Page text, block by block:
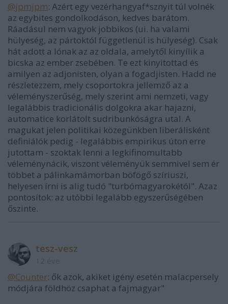
@jpmjpm: Azért egy vezérhangyaf*sznyit túl volnék
az egybites gondolkodáson, kedves barátom.
Ráadásul nem vagyok jobbikos (ui. ha valami
hülyeség, az pártoktól függetlenül is hülyeség). Csak
hát adott a lónak az az oldala, amelytől kinyílik a
bicska az ember zsebében. Te ezt kinyitottad és
amilyen az adjonisten, olyan a fogadjisten. Hadd ne
részletezzem, mely csoportokra jellemző az a
véleményszerűség, mely szerint ami nemzeti, vagy
legalábbis tradicionális dolgokra akar hajazni,
automatice korlátolt sudribunkóságra utal. A
magukat jelen politikai közegünkben liberálisként
definiálók pedig - legalábbis empirikus úton erre
jutottam - szoktak lenni a legkifinomultabb
véleménynácik, viszont véleményük semmivel sem ér
többet a pálinkamámorban böfögő szíriuszi,
helyesen írni is alig tudó "turbómagyarokétól". Azaz
pontosítok: az utóbbi legalább egyszerűségében
őszinte.
tesz-vesz
@Counter: ők azok, akiket igény esetén malacpersely
módjára földhöz csaphat a fajmagyar"